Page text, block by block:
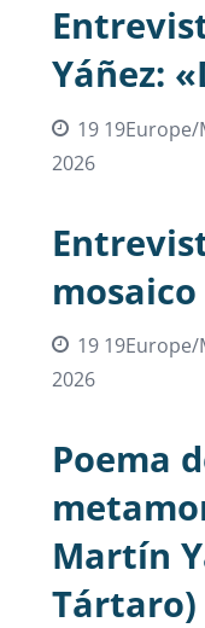
Yáñez:
19
2026
19
2026
Poema
Martín
Tártaro)